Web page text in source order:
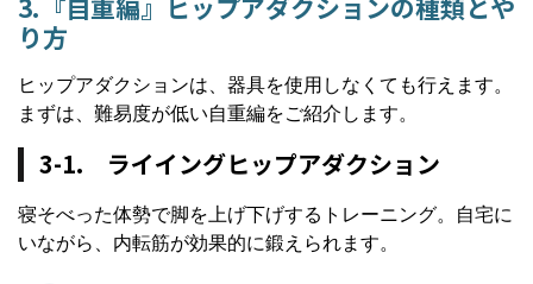
3.『自重編』ヒップアダクションの種類とや
り方
ヒップアダクションは、器具を使用しなくても行えます。
まずは、難易度が低い自重編をご紹介します。
3-1. ライイングヒップアダクション
寝そべった体勢で脚を上げ下げするトレーニング。自宅に
いながら、内転筋が効果的に鍛えられます。